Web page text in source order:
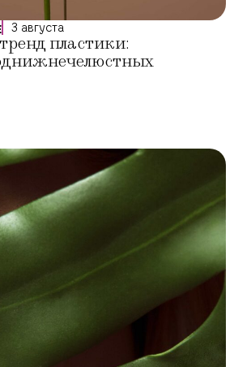
3 августа
пластики: